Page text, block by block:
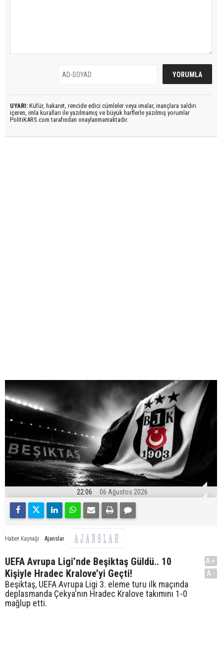
UYARI: Küfür, hakaret, rencide edici cümleler veya imalar, inançlara saldırı
içeren, imla kuralları ile yazılmamış ve büyük harflerle yazılmış yorumlar
PolitiKARS.com tarafından onaylanmamaktadır.
22:06 06 Ağustos 2026
Haber Kaynağı Ajanslar
UEFA Avrupa Ligi’nde Beşiktaş Güldü.. 10
Kişiyle Hradec Kralove’yi Geçti!
Beşiktaş, UEFA Avrupa Ligi 3. eleme turu ilk maçında
deplasmanda Çekya'nın Hradec Kralove takımını 1-0
mağlup etti.
A+
A-